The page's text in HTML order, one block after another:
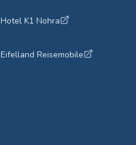
Hotel K1 Nohra
Eifelland Reisemobile